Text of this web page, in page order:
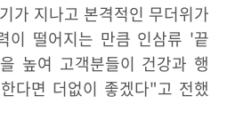
가 지나고 본격적인 무더위가
이 떨어지는 만큼 인삼류 '끝
높여 고객분들이 건강과 행
다면 더없이 좋겠다"고 전했